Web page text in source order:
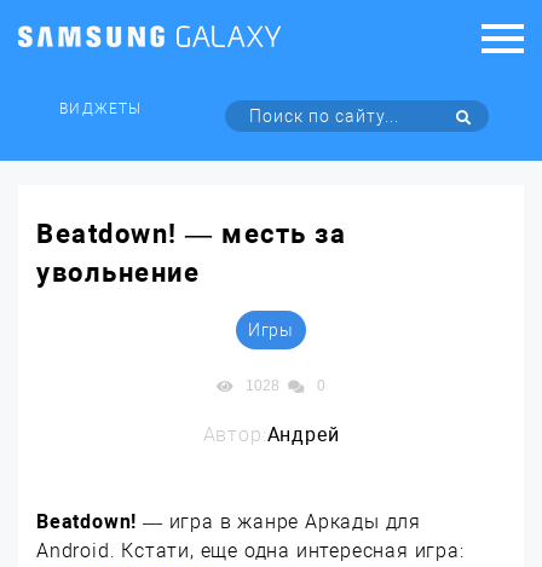
ВИДЖЕТЫ
Beatdown! — месть за
увольнение
Игры
1028 0
Автор:Андрей
Beatdown! — игра в жанре Аркады для
Android. Кстати, еще одна интересная игра: